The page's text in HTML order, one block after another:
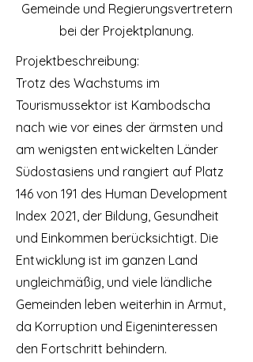
Gemeinde und Regierungsvertretern
bei der Projektplanung.
Projektbeschreibung:
Trotz des Wachstums im
Tourismussektor ist Kambodscha
nach wie vor eines der ärmsten und
am wenigsten entwickelten Länder
Südostasiens und rangiert auf Platz
146 von 191 des Human Development
Index 2021, der Bildung, Gesundheit
und Einkommen berücksichtigt. Die
Entwicklung ist im ganzen Land
ungleichmäßig, und viele ländliche
Gemeinden leben weiterhin in Armut,
da Korruption und Eigeninteressen
den Fortschritt behindern.